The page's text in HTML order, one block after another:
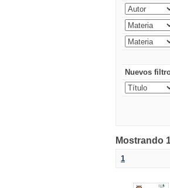
Nuevos
Mostrando
1